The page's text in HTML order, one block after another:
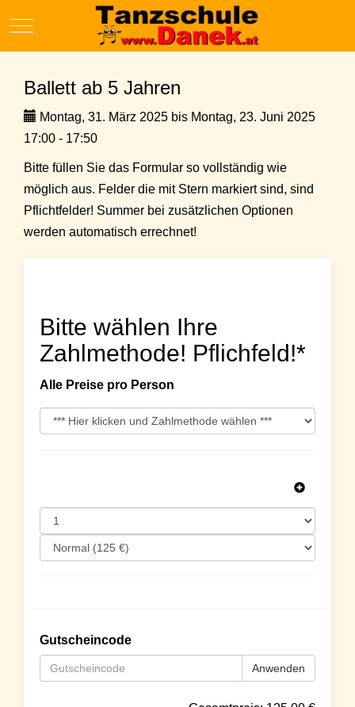
Mobile Menu Toggle
Ballett ab 5 Jahren
Montag, 31. März 2025 bis Montag, 23. Juni 2025
17:00 - 17:50
Bitte füllen Sie das Formular so vollständig wie
möglich aus. Felder die mit Stern markiert sind, sind
Pflichtfelder! Summer bei zusätzlichen Optionen
werden automatisch errechnet!
Bitte wählen Ihre
Zahlmethode! Pflichfeld!*
Alle Preise pro Person
Gutscheincode
Anwenden